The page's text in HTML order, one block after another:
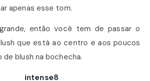
apenas esse tom.
então você tem de passar o
que está ao centro e aos poucos
de blush na bochecha.